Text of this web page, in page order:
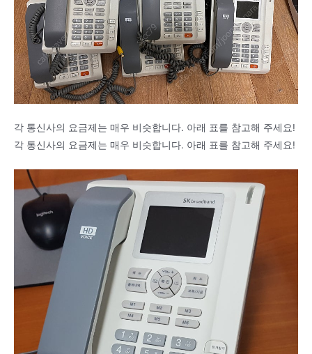
각 통신사의 요금제는 매우 비슷합니다. 아래 표를 참고해 주세요!
각 통신사의 요금제는 매우 비슷합니다. 아래 표를 참고해 주세요!